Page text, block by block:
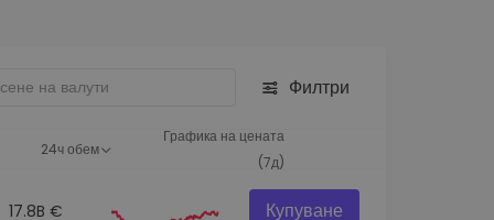
изпълнение
Филтри
24ч обем
Графика на цената
(7д)
17.8B € Купуване